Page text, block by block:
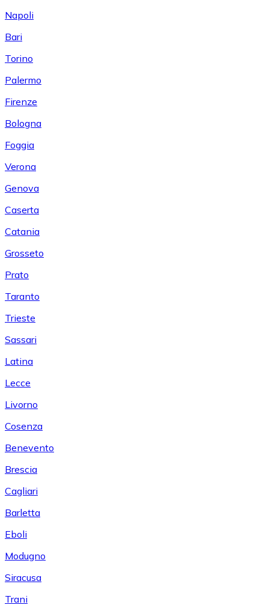
Napoli
Bari
Torino
Palermo
Firenze
Bologna
Foggia
Verona
Genova
Caserta
Catania
Grosseto
Prato
Taranto
Trieste
Sassari
Latina
Lecce
Livorno
Cosenza
Benevento
Brescia
Cagliari
Barletta
Eboli
Modugno
Siracusa
Trani